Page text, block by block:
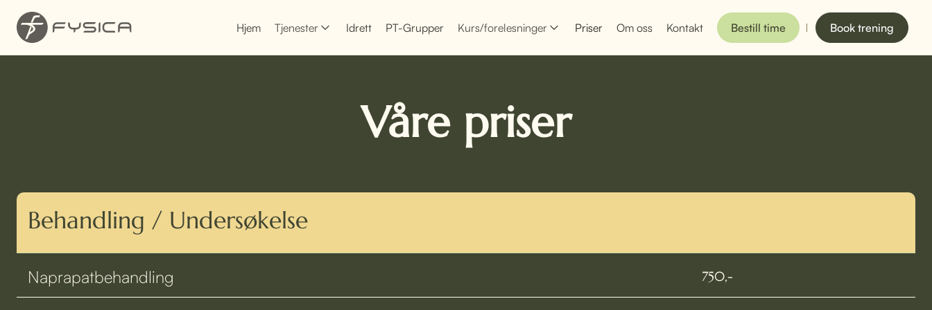
Hjem Tjenester Idrett PT-Grupper Kurs/forelesninger Priser Om oss Kontakt Bestill time Book trening
Våre priser
Behandling / Undersøkelse
Naprapatbehandling 750,-